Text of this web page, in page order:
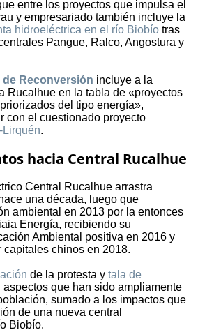
entre los proyectos que impulsa el
y empresariado también incluye la
hidroeléctrica en el río Biobío tras
Pangue, Ralco, Angostura y
de Reconversión incluye a la
Rucalhue en la tabla de «proyectos
del tipo energía»,
con el cuestionado proyecto
Lirquén.
hacia Central Rucalhue
Central Rucalhue arrastra
una década, luego que
ambiental en 2013 por la entonces
Energía, recibiendo su
Ambiental positiva en 2016 y
chinos en 2018.
de la protesta y tala de
aspectos que han sido ampliamente
sumado a los impactos que
de una nueva central
Biobío.